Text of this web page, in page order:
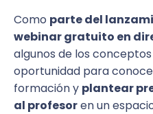
Como parte del
webinar gratuito en
algunos de los
oportunidad para
formación y plantear
al profesoren un